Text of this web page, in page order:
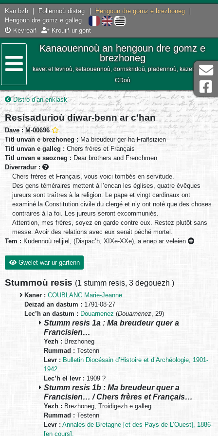
Kan.bzh Follennoù distag Hengoun dre gomz e brezhoneg
Hengoun dre gomz e galleg
Kevreañ
Krouiñ ur gont
Lañser
Kanaouennoù an hengoun dre gomz e
brezhoneg
kavet el levrioù, kelaouennoù, dornskridoù, pladennoù, kazetennoù,
CDoù
Distro d’an enklask
Resisadurioù diwar-benn ar c’han
Dave : M-00696
Titl unvan e brezhoneg : Ma breudeur ger ha Frañsizien
Titl unvan e galleg : Chers frères et Français
Titl unvan e saozneg : Dear brothers and Frenchmen
Diverradur :
Chers frères et Français, vous voici tombés en servitude.
Des gens téméraires mettent à l’encan les églises, quatre évêques
jureurs sont traîtres à la religion. Le pape et vingt cardinaux ont
examiné la Constitution civile du clergé et n’y ont noté que des choses
contraires à la foi. Les jureurs seront excommuniés.
Attention, mes frères, soyez en garde contre eux. Restez plutôt sans
messe. Avoir des relations avec eux serait péché mortel.
Tem : Kudennoù relijiel, (Dispac’h, XIXe-XXe), a enep ar veleien
Gwelet war ur gartenn
Stummoù resis (1 stumm resis, 3 degouezh )
Kaner : COUBLANC Marie-Jeanne
Deizad an dastum : 1791-08-27
Lec’h an dastum : Douarnenez (Douarnenez, 29)
Stumm resis 1a : Ma breudeur quer a
Francisien…
Yezh : Brezhoneg
Rummad : Testenn
Levr : Bulletin Diocésain d’Histoire et d’Archéologie, 1901-
1942.
Lec’h el levr : 1909 ?
Stumm resis 1b : Ma breudeur quer a
Francisien… / Chers frères et Français…
Yezh : Brezhoneg, Troidigezh e galleg
Rummad : Testenn
Levr : Annales de Bretagne [et des Pays de L’Ouest], 1886-
[en cours].